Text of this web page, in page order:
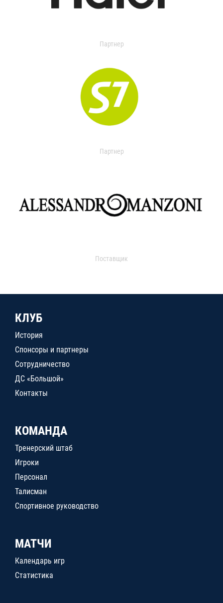
Партнер
Партнер
Поставщик
КЛУБ
История
Спонсоры и партнеры
Сотрудничество
ДС «Большой»
Контакты
КОМАНДА
Тренерский штаб
Игроки
Персонал
Талисман
Спортивное руководство
МАТЧИ
Календарь игр
Статистика